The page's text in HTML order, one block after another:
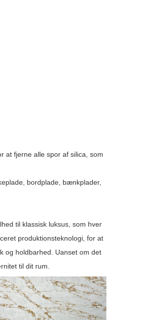
at fjerne alle spor af silica, som
bordplade, bænkplader,
til klassisk luksus, som hver
produktionsteknologi, for at
og holdbarhed. Uanset om det
til dit rum.